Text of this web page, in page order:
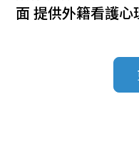
面 提供外籍看護心